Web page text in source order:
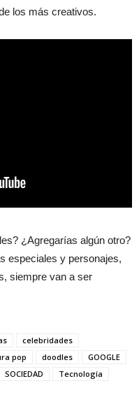
los más creativos.
¿Agregarías algún otro?
especiales y personajes,
siempre van a ser
celebridades
pop doodles
GOOGLE
SOCIEDAD
Tecnología